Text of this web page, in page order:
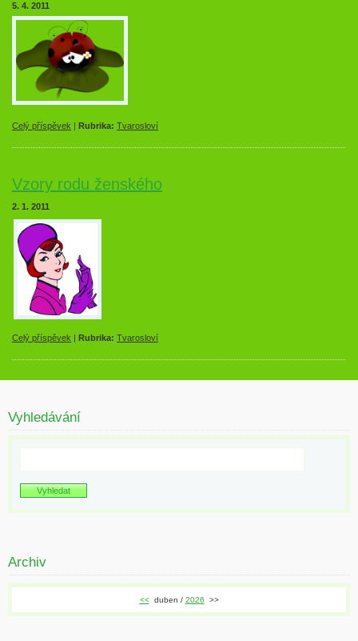
5. 4. 2011
Celý příspěvek | Rubrika: Tvarosloví
Vzory rodu ženského
2. 1. 2011
Celý příspěvek | Rubrika: Tvarosloví
Vyhledávání
Archiv
<< duben / 2026 >>